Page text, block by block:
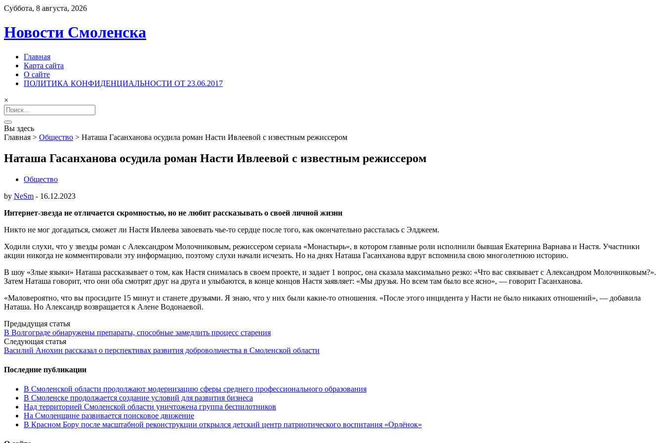
Суббота, 8 августа, 2026
Новости Смоленска
Главная
Карта сайта
О сайте
ПОЛИТИКА КОНФИДЕНЦИАЛЬНОСТИ ОТ 23.06.2017
×
Search
for:
Вы здесь
Главная > Общество > Наташа Гасанханова осудила роман Насти Ивлеевой с известным режиссером
Наташа Гасанханова осудила роман Насти Ивлеевой с известным режиссером
Общество
by NeSm - 16.12.2023
Интернет-звезда не отличается скромностью, но не любит рассказывать о своей личной жизни
Никто не мог догадаться, сможет ли Настя Ивлеева завоевать чье-то сердце после того, как окончательно рассталась с Элджеем.
Ходили слухи, что у звезды роман с Александром Молочниковым, режиссером сериала «Монастырь», в котором главные роли исполнили бывшая Екатерина Варнава и Настя. Участники
акции никогда не комментировали эту информацию, поэтому слухи начали исчезать. Но на днях Наташа Гасанханова вдруг вспомнила свою многолетнюю историю.
В шоу «Злые языки» Наташа рассказывает о том, как Настя снималась в своем проекте, и задает 1 вопрос, она сказала максимально резко: «Что вас связывает с Александром Молочниковым?».
Затем Наташа говорит, что они оба смотрят друг на друга и улыбаются, в конце концов Настя заявляет: «Мы друзья. Но всем там было все ясно», — говорит Гасанханова.
«Маловероятно, что вы просидите 15 минут и станете друзьями. Я знаю, что у них были какие-то отношения. «После этого инцидента у Насти не было никаких отношений», — добавила
Наташа. Но Александр возвращается к Алене Водонаевой.
Post
navigation
Предыдущая статья
В Волгограде обнаружены препараты, способные замедлить процесс старения
Следующая статья
Василий Анохин рассказал о перспективах развития добровольчества в Смоленской области
Последние публикации
В Смоленской области продолжают модернизацию сферы среднего профессионального образования
В Смоленске продолжается создание условий для развития бизнеса
Над территорией Смоленской области уничтожена группа беспилотников
На Смоленщине развивается поисковое движение
В Красном Бору после масштабной реконструкции открылся детский центр патриотического воспитания «Орлёнок»